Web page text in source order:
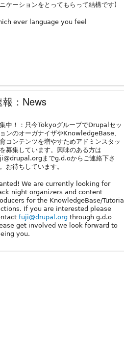
ケーションをとってもらって結構です)
ever language you feel
報：News
中！：只今TokyoグループでDrupalセッ
ンのオーガナイザやKnowledgeBase、
コンテンツを増やすためアドミンスタッ
募集しています。興味のある方は
までg.d.oからご連絡下さ
お待ちしています。
We are currently looking for
night organizers and content
for the KnowledgeBase/Tutorial
If you are interested please
fuji@drupal.org through g.d.o
get involved we look forward to
you.